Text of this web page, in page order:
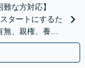
な方対応】
タートにするた
無、親権、養育